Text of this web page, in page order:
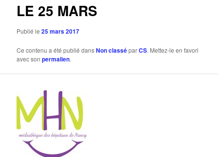
LE 25 MARS
Publié le25 mars 2017
Ce contenu a été publié dansNon classéparCS. Mettez-le en favori
avec sonpermalien.